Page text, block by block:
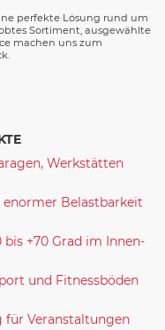
perfekte Lösung rund um
Sortiment, ausgewählte
machen uns zum
Werkstätten
Belastbarkeit
bis +70 Grad im Innen-
und Fitnessböden
für Veranstaltungen